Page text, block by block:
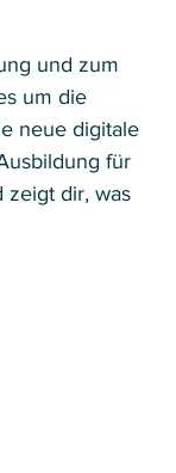
und zum
um die
neue digitale
für
zeigt dir, was